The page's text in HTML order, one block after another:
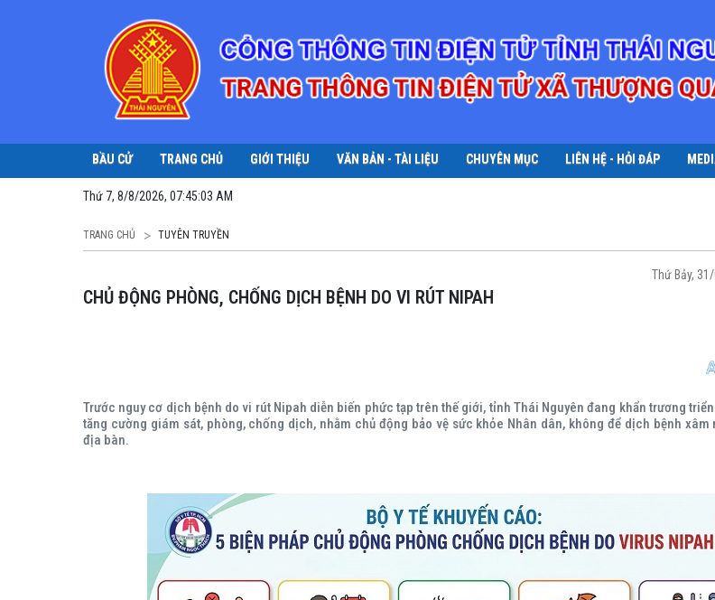
BẦU CỬ TRANG CHỦ GIỚI THIỆU VĂN BẢN - TÀI LIỆU CHUYÊN MỤC LIÊN HỆ - HỎI ĐÁP
Thứ 7, 8/8/2026, 07:45:03 AM
TRANG CHỦ TUYÊN TRUYỀN
Thứ Bảy,
CHỦ ĐỘNG PHÒNG, CHỐNG DỊCH BỆNH DO VI RÚT NIPAH
Trước nguy cơ dịch bệnh do vi rút Nipah diễn biến phức tạp trên thế giới, tỉnh Thái Nguyên đang khẩn trương
tăng cường giám sát, phòng, chống dịch, nhằm chủ động bảo vệ sức khỏe Nhân dân, không để dịch bệnh xâm
địa bàn.